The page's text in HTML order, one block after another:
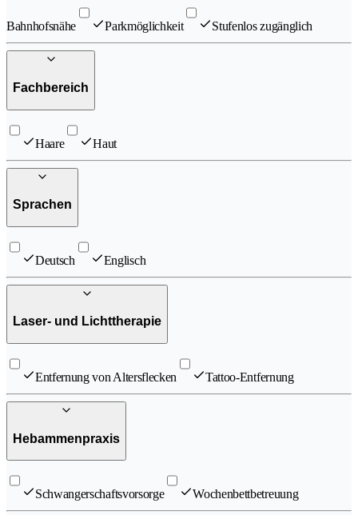
Bahnhofsnähe Parkmöglichkeit Stufenlos zugänglich
Fachbereich
Haare Haut
Sprachen
Deutsch Englisch
Laser- und Lichttherapie
Entfernung von Altersflecken Tattoo-Entfernung
Hebammenpraxis
Schwangerschaftsvorsorge Wochenbettbetreuung